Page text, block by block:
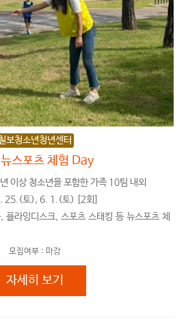
보청소년청년센터
스포츠 체험 Day
이상 청소년을 포함한 가족 10팀 내외
25.(토), 6. 1.(토) [2회]
플라잉디스크, 스포츠 스태킹 등 뉴스포츠 체
모집여부 : 마감
가족 뉴스포츠 체험 Day
자세히 보기